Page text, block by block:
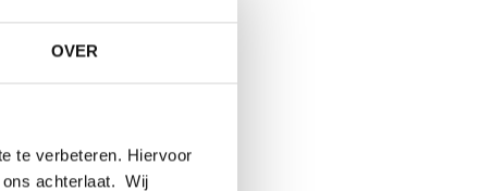
OVER
te verbeteren. Hiervoor
ons achterlaat. Wij